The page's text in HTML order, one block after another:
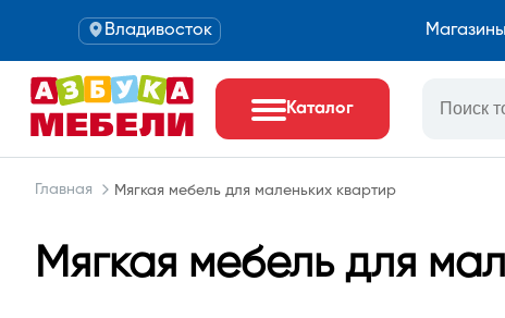
Владивосток Магазины
Каталог
Главная Мягкая мебель для маленьких квартир
Мягкая мебель для